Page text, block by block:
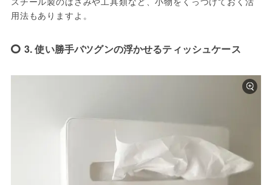
用法もありますよ。
3. 使い勝手バツグンの浮かせるティッシュケース